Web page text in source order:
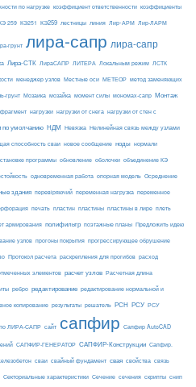
по нагрузке коэффициент ответственности коэффициенты
259 КЭ251 КЭ259 лестницы линия Лир-АРМ Лир-ЛАРМ
грунт лира-сапр лира-сапр
Лира-СТК ЛираСАПР ЛИТЕРА Локальным режим ЛСТК
менеджер узлов Местные оси МЕТЕОР метод заменяющих
грунт Мозаика мозайка момент силы мономах-сапр Монтаж
нагрузки нагрузки от снега нагрузки от стен с
по умолчанию НДМ Невязка Нелинейная связь между узлами
способность сваи новое сообщение ноды нормали
программы обновление оболочки объединение КЭ
одновременная работа опорная модель Осреднение
здания перевіряючий переменная нагрузка переменное
печать пластин пластины пластины в лире плеть
армирования полифильтр поэтажные планы Предложить идею
узлов прогоны покрытия прогрессирующее обрушение
Протокол расчета раскрепления для прогибов расход
элементов расчет узлов Расчетная длина
ребро редактирование редактирование нормальной и
копирование результаты решатель РСН РСУ РСУ
по ЛИРА-САПР сайт сапфир Сапфир AutoCAD
САПФИР-ГЕНЕРАТОР САПФИР-Конструкции Сапфир.
сваи свайный фундамент свая свойства связь
Секториальные характеристики Сечение сечения скрипты снип